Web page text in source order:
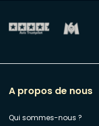
A propos de nous
Qui sommes-nous ?